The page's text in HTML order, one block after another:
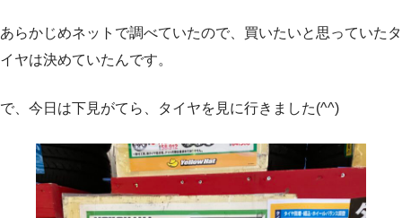
あらかじめネットで調べていたので、買いたいと思っていたタ
イヤは決めていたんです。
で、今日は下見がてら、タイヤを見に行きました(^^)